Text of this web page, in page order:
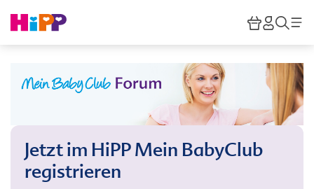
HiPP
Jetzt im HiPP Mein BabyClub
registrieren